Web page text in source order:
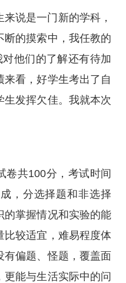
说是一门新的学科，
断的摸索中，我任教的
他们的了解还有待加
看，好学生考出了自
发挥欠佳。我就本次
卷共100分，考试时间
，分选择题和非选择
的掌握情况和实验的能
比较适宜，难易程度体
偏题、怪题，覆盖面
更能与生活实际中的问